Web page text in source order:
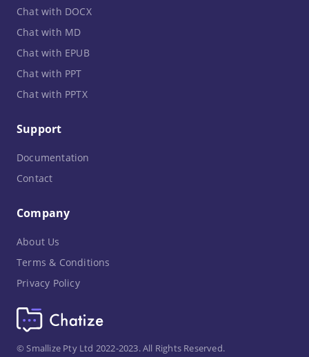
© Smallize Pty Ltd 2022-2023. All Rights Reserved.
Chat with DOCX
Chat with MD
Chat with EPUB
Chat with PPT
Chat with PPTX
Support
Documentation
Contact
Company
About Us
Terms & Conditions
Privacy Policy